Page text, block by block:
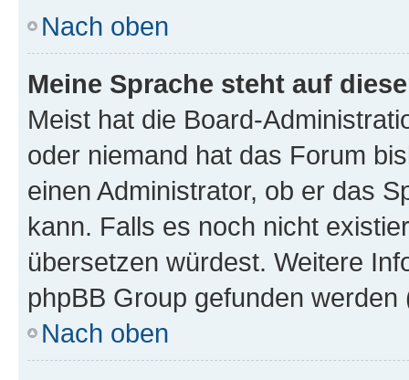
Nach oben
Meine Sprache steht auf
Meist hat die Board-
oder niemand hat das Forum
einen Administrator, ob er das
kann. Falls es noch nicht
übersetzen würdest. Weitere
phpBB Group gefunden
Nach oben